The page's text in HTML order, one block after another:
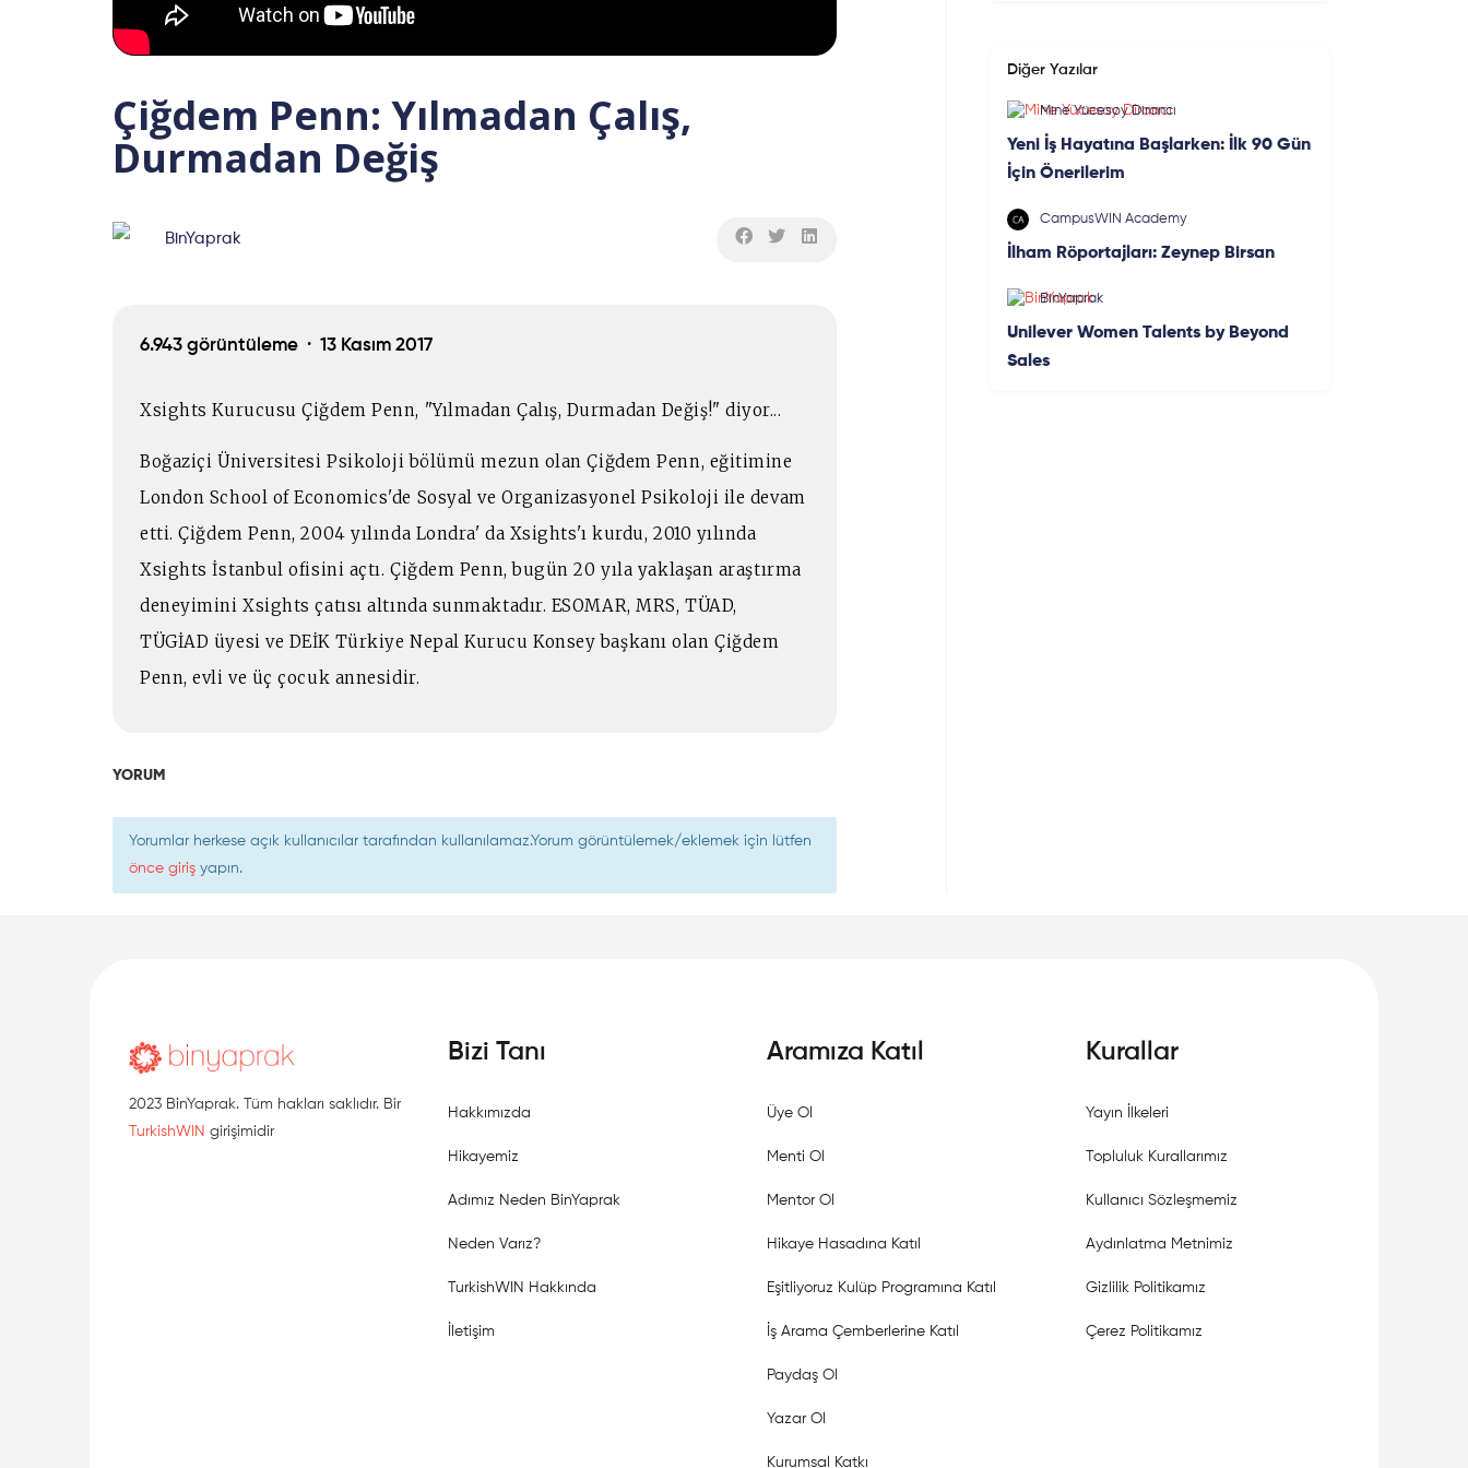
Çiğdem Penn: Yılmadan Çalış,
Durmadan Değiş
BinYaprak
6.943 görüntüleme · 13 Kasım 2017
Xsights Kurucusu Çiğdem Penn, "Yılmadan Çalış, Durmadan Değiş!" diyor...
Boğaziçi Üniversitesi Psikoloji bölümü mezun olan Çiğdem Penn, eğitimine
London School of Economics'de Sosyal ve Organizasyonel Psikoloji ile devam
etti. Çiğdem Penn, 2004 yılında Londra' da Xsights'ı kurdu, 2010 yılında
Xsights İstanbul ofisini açtı. Çiğdem Penn, bugün 20 yıla yaklaşan araştırma
deneyimini Xsights çatısı altında sunmaktadır. ESOMAR, MRS, TÜAD,
TÜGİAD üyesi ve DEİK Türkiye Nepal Kurucu Konsey başkanı olan Çiğdem
Penn, evli ve üç çocuk annesidir.
YORUM
Yorumlar herkese açık kullanıcılar tarafından kullanılamaz.Yorum görüntülemek/eklemek için lütfen
önce giriş yapın.
Diğer Yazılar
Mine Yücesoy Dirancı
Yeni İş Hayatına Başlarken: İlk 90 Gün
İçin Önerilerim
CampusWIN Academy
İlham Röportajları: Zeynep Birsan
BinYaprak
Unilever Women Talents by Beyond
Sales
2023 BinYaprak. Tüm hakları saklıdır. Bir
TurkishWIN girişimidir
Bizi Tanı
Hakkımızda
Hikayemiz
Adımız Neden BinYaprak
Neden Varız?
TurkishWIN Hakkında
İletişim
Aramıza Katıl
Üye Ol
Menti Ol
Mentor Ol
Hikaye Hasadına Katıl
Eşitliyoruz Kulüp Programına Katıl
İş Arama Çemberlerine Katıl
Paydaş Ol
Yazar Ol
Kurumsal Katkı
Kurallar
Yayın İlkeleri
Topluluk Kurallarımız
Kullanıcı Sözleşmemiz
Aydınlatma Metnimiz
Gizlilik Politikamız
Çerez Politikamız